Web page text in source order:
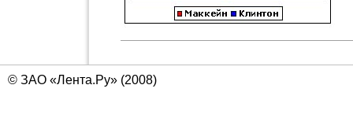
© ЗАО «Лента.Ру» (2008)